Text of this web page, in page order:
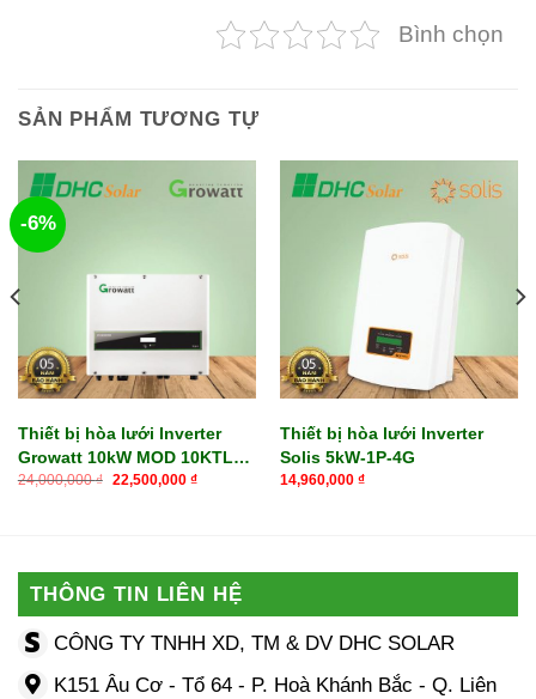
Bình chọn
SẢN PHẨM TƯƠNG TỰ
-6%
Thiết bị hòa lưới Inverter
Growatt 10kW MOD 10KTL3-
X
24,000,000₫ Giá
22,500,000 ₫Giá
Thiết bị hòa lưới Inverter
Solis 5kW-1P-4G
14,960,000 ₫
THÔNG TIN LIÊN HỆ
CÔNG TY TNHH XD, TM & DV DHC SOLAR
K151 Âu Cơ - Tổ 64 - P. Hoà Khánh Bắc - Q. Liên